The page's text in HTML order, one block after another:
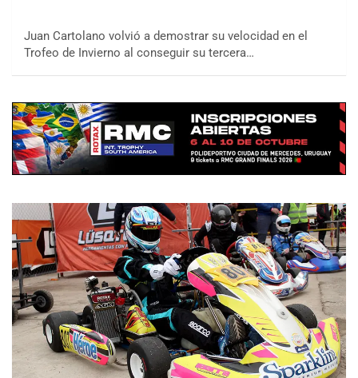
Juan Cartolano volvió a demostrar su velocidad en el
Trofeo de Invierno al conseguir su tercera…